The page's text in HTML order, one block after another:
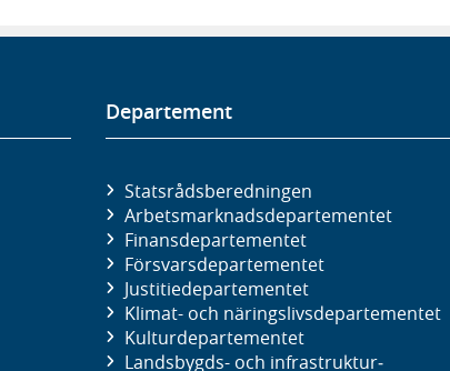
Departement
Statsrådsberedningen
Arbetsmarknads­departementet
Finans­departementet
Försvars­departementet
Justitie­departementet
Klimat- och näringslivs­departementet
Kultur­departementet
Landsbygds- och infrastruktur­